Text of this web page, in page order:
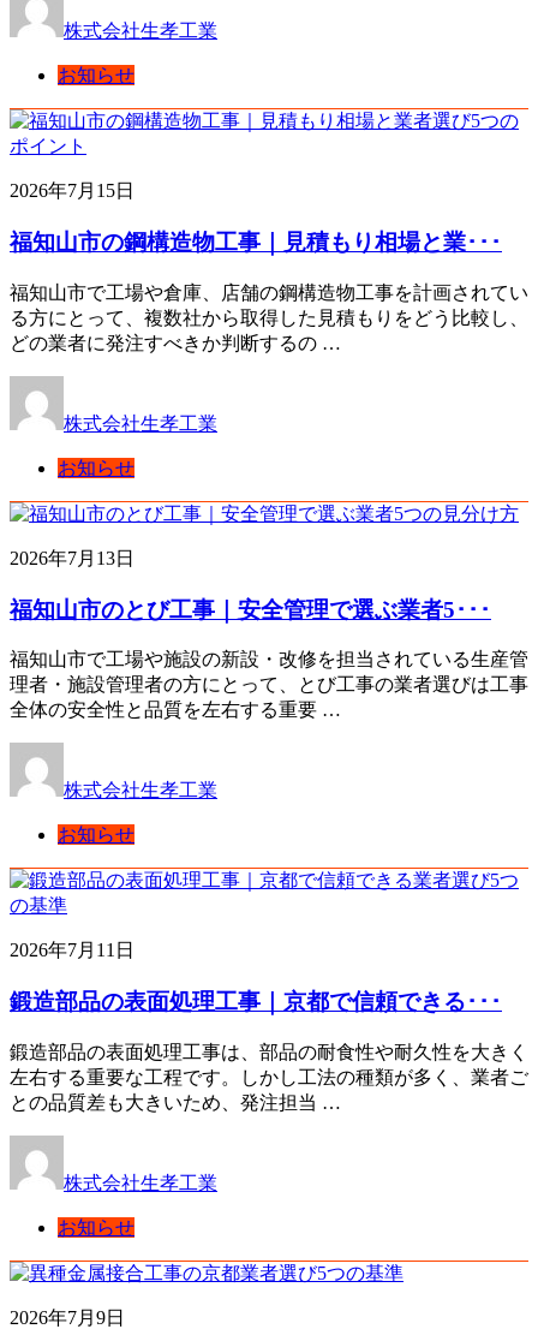
株式会社生孝工業
お知らせ
2026年7月15日
福知山市の鋼構造物工事｜見積もり相場と業･･･
福知山市で工場や倉庫、店舗の鋼構造物工事を計画されてい
る方にとって、複数社から取得した見積もりをどう比較し、
どの業者に発注すべきか判断するの …
株式会社生孝工業
お知らせ
2026年7月13日
福知山市のとび工事｜安全管理で選ぶ業者5･･･
福知山市で工場や施設の新設・改修を担当されている生産管
理者・施設管理者の方にとって、とび工事の業者選びは工事
全体の安全性と品質を左右する重要 …
株式会社生孝工業
お知らせ
2026年7月11日
鍛造部品の表面処理工事｜京都で信頼できる･･･
鍛造部品の表面処理工事は、部品の耐食性や耐久性を大きく
左右する重要な工程です。しかし工法の種類が多く、業者ご
との品質差も大きいため、発注担当 …
株式会社生孝工業
お知らせ
2026年7月9日